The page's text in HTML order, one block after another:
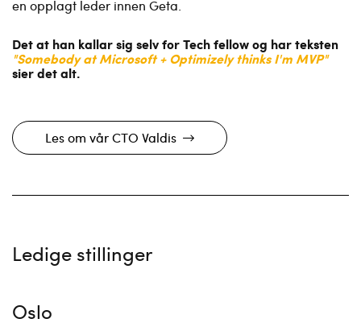
en opplagt leder innen Geta.
Det at han kallar sig selv for Tech fellow og har teksten
"Somebody at Microsoft + Optimizely thinks I'm MVP"
sier det alt.
Les om vår CTO Valdis
Ledige stillinger
Oslo